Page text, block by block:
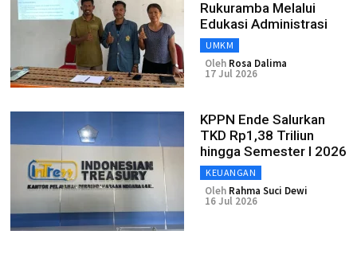
Rukuramba Melalui
Edukasi Administrasi
UMKM
Oleh Rosa Dalima
17 Jul 2026
KPPN Ende Salurkan
TKD Rp1,38 Triliun
hingga Semester I 2026
KEUANGAN
Oleh Rahma Suci Dewi
16 Jul 2026